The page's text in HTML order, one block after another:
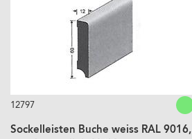
12797
Sockelleisten Buche weiss RAL 9016,